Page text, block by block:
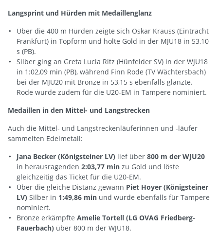
Langsprint und Hürden mit Medaillenglanz
Über die 400 m Hürden zeigte sich Oskar Krauss (Eintracht
Frankfurt) in Topform und holte Gold in der MJU18 in 53,10
s (PB).
Silber ging an Greta Lucia Ritz (Hünfelder SV) in der WJU18
in 1:02,09 min (PB), während Finn Rode (TV Wächtersbach)
bei der MJU20 mit Bronze in 53,15 s ebenfalls glänzte.
Rode wurde zudem für die U20-EM in Tampere nominiert.
Medaillen in den Mittel- und Langstrecken
Auch die Mittel- und Langstreckenläuferinnen und -läufer
sammelten Edelmetall:
Jana Becker (Königsteiner LV) lief über800 m der WJU20
in herausragenden2:03,77 min zu Gold und löste
gleichzeitig das Ticket für die U20-EM.
Über die gleiche Distanz gewann Piet Hoyer (Königsteiner
LV) Silber in 1:49,86 min und wurde ebenfalls für Tampere
nominiert.
Bronze erkämpfteAmelie Tortell (LG OVAG Friedberg-
Fauerbach) über 800 m der WJU18.